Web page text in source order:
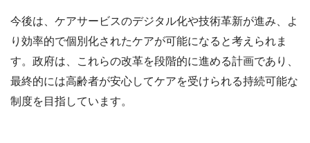
今後は、ケアサービスのデジタル化や技術革新が進み、よ
り効率的で個別化されたケアが可能になると考えられま
す。政府は、これらの改革を段階的に進める計画であり、
最終的には高齢者が安心してケアを受けられる持続可能な
制度を目指しています。